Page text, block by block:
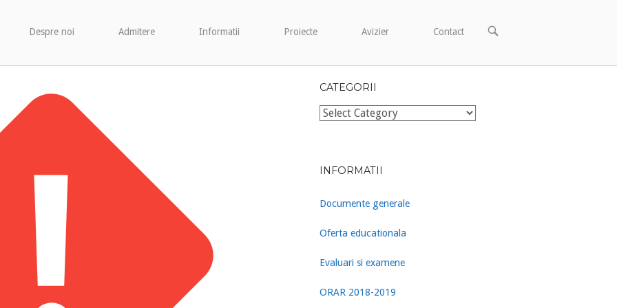
Despre noi Admitere Informatii Proiecte Avizier Contact
OPEN
CATEGORII
Categorii
INFORMATII
Documente generale
Oferta educationala
Evaluari si examene
ORAR 2018-2019